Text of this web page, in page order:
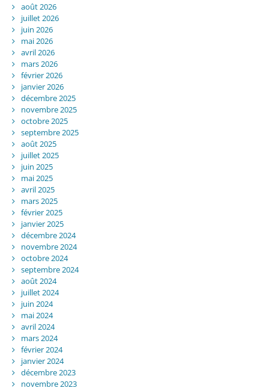
août 2026
juillet 2026
juin 2026
mai 2026
avril 2026
mars 2026
février 2026
janvier 2026
décembre 2025
novembre 2025
octobre 2025
septembre 2025
août 2025
juillet 2025
juin 2025
mai 2025
avril 2025
mars 2025
février 2025
janvier 2025
décembre 2024
novembre 2024
octobre 2024
septembre 2024
août 2024
juillet 2024
juin 2024
mai 2024
avril 2024
mars 2024
février 2024
janvier 2024
décembre 2023
novembre 2023